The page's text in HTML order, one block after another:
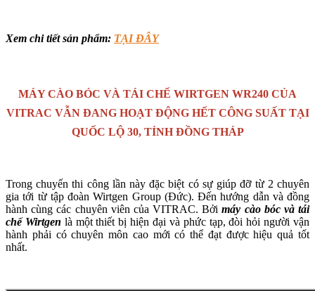
Xem chi tiết sản phẩm: TẠI ĐÂY
MÁY CÀO BÓC VÀ TÁI CHẾ WIRTGEN WR240 CỦA
VITRAC VẪN ĐANG HOẠT ĐỘNG HẾT CÔNG SUẤT TẠI
QUỐC LỘ 30, TỈNH ĐỒNG THÁP
Trong chuyến thi công lần này đặc biệt có sự giúp đỡ từ 2 chuyên
gia tới từ tập đoàn Wirtgen Group (Đức). Đến hướng dẫn và đồng
hành cùng các chuyên viên của VITRAC. Bởimáy cào bóc và tái
chế Wirtgen là một thiết bị hiện đại và phức tạp, đòi hỏi người vận
hành phải có chuyên môn cao mới có thể đạt được hiệu quả tốt
nhất.